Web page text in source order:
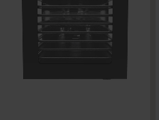
Højeste pris